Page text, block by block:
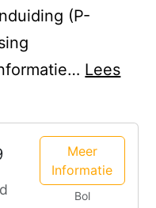
(P-
Lees
Meer
Informatie
Bol